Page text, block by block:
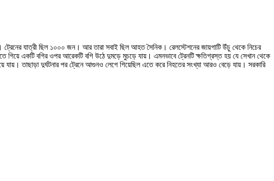
ট্রেনের যাত্রী ছিল ১০০০ জন। আর তারা সবাই ছিল আহত সৈনিক। রেলস্টেশনের জায়গাটি উঁচু থেকে নিচের
গিয়ে একটি বগির ওপর আরেকটি বগি উঠে দুমড়ে মুচড়ে যায়। এমনভাবে ট্রেনটি ক্ষতিগ্রস্ত হয় যে সেখান থেকে
যায়। তাছাড়া দুর্ঘটনার পর ট্রেনে আগুনও লেগে গিয়েছিল এতে করে নিহতের সংখ্যা আরও বেড়ে যায়। সরকারি